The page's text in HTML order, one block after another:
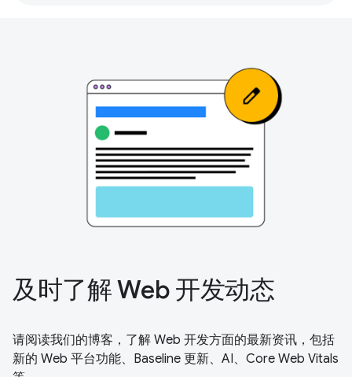
及时了解 Web 开发动态
请阅读我们的博客，了解 Web 开发方面的最新资讯，包括
新的 Web 平台功能、Baseline 更新、AI、Core Web Vitals